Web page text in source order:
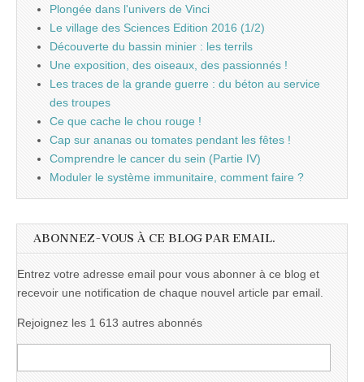
Plongée dans l'univers de Vinci
Le village des Sciences Edition 2016 (1/2)
Découverte du bassin minier : les terrils
Une exposition, des oiseaux, des passionnés !
Les traces de la grande guerre : du béton au service
des troupes
Ce que cache le chou rouge !
Cap sur ananas ou tomates pendant les fêtes !
Comprendre le cancer du sein (Partie IV)
Moduler le système immunitaire, comment faire ?
ABONNEZ-VOUS À CE BLOG PAR EMAIL.
Entrez votre adresse email pour vous abonner à ce blog et
recevoir une notification de chaque nouvel article par email.
Rejoignez les 1 613 autres abonnés
e-